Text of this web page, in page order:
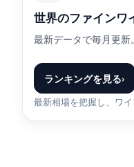
世界のファインワ
最新データで毎月更新
ランキングを見る›
最新相場を把握し、ワ